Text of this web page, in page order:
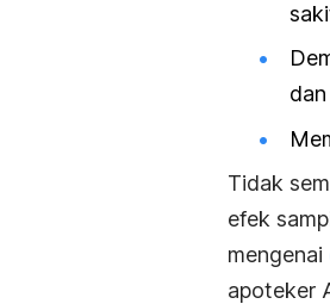
Tidak
efek
mengenai
apoteker